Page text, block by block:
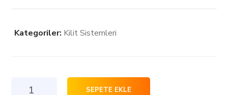
Kategoriler: Kilit Sistemleri
Gömme
SEPETE EKLE